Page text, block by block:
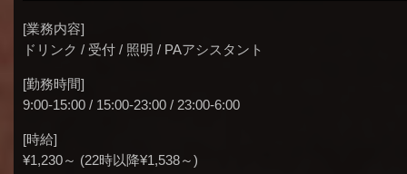
[業務内容]
ドリンク / 受付 / 照明 / PAアシスタント
[勤務時間]
9:00-15:00 / 15:00-23:00 / 23:00-6:00
[時給]
¥1,230～ (22時以降¥1,538～)